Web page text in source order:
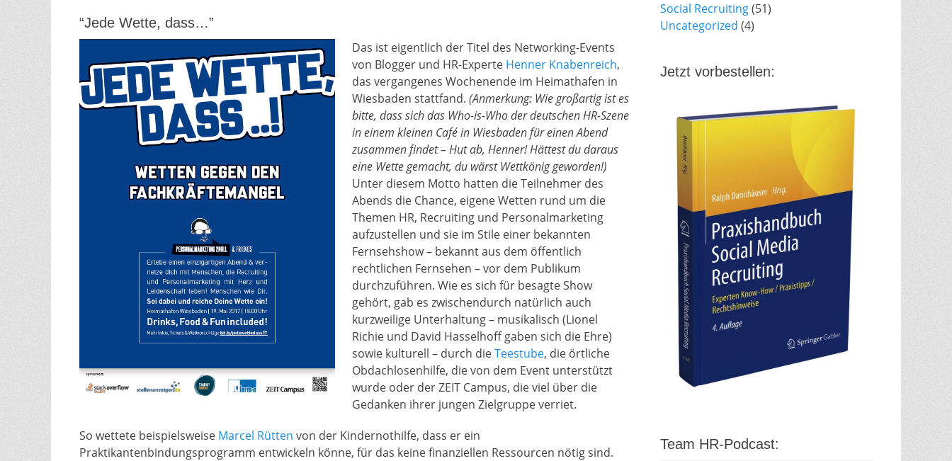
“Jede Wette, dass…”
Das ist eigentlich der Titel des Networking-Events
von Blogger und HR-Experte Henner Knabenreich,
das vergangenes Wochenende im Heimathafen in
Wiesbaden stattfand. (Anmerkung: Wie großartig ist es
bitte, dass sich das Who-is-Who der deutschen HR-Szene
in einem kleinen Café in Wiesbaden für einen Abend
zusammen findet – Hut ab, Henner! Hättest du daraus
eine Wette gemacht, du wärst Wettkönig geworden!)
Unter diesem Motto hatten die Teilnehmer des
Abends die Chance, eigene Wetten rund um die
Themen HR, Recruiting und Personalmarketing
aufzustellen und sie im Stile einer bekannten
Fernsehshow – bekannt aus dem öffentlich
rechtlichen Fernsehen – vor dem Publikum
durchzuführen. Wie es sich für besagte Show
gehört, gab es zwischendurch natürlich auch
kurzweilige Unterhaltung – musikalisch (Lionel
Richie und David Hasselhoff gaben sich die Ehre)
sowie kulturell – durch dieTeestube, die örtliche
Obdachlosenhilfe, die von dem Event unterstützt
wurde oder der ZEIT Campus, die viel über die
Gedanken ihrer jungen Zielgruppe verriet.
So wettete beispielsweise Marcel Rütten von der Kindernothilfe, dass er ein
Praktikantenbindungsprogramm entwickeln könne, für das keine finanziellen Ressourcen nötig sind.
Social Recruiting(51)
Uncategorized (4)
Jetzt vorbestellen:
Team HR-Podcast: